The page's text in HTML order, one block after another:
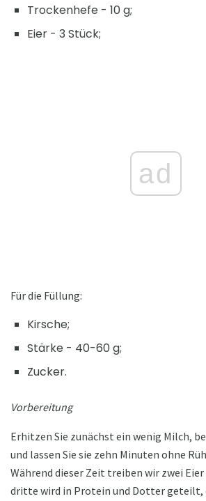
Trockenhefe - 10 g;
Eier - 3 Stück;
ad
Für die Füllung:
Kirsche;
Stärke - 40-60 g;
Zucker.
Vorbereitung
Erhitzen Sie zunächst ein wenig Milch,
und lassen Sie sie zehn Minuten ohne
Während dieser Zeit treiben wir zwei Eier
dritte wird in Protein und Dotter geteilt,